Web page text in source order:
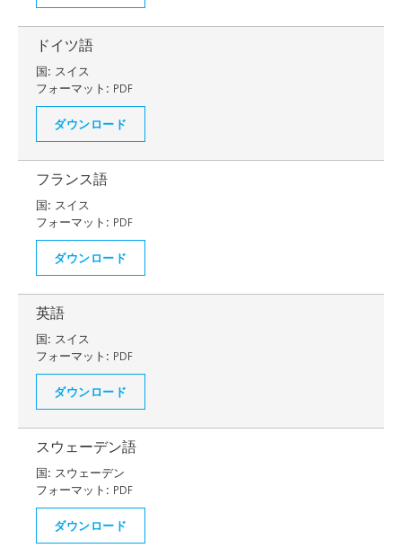
ドイツ語
国: スイス
フォーマット: PDF
ダウンロード
フランス語
国: スイス
フォーマット: PDF
ダウンロード
英語
国: スイス
フォーマット: PDF
ダウンロード
スウェーデン語
国: スウェーデン
フォーマット: PDF
ダウンロード